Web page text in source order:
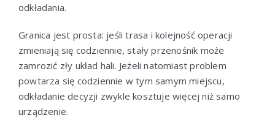
odkładania.
Granica jest prosta: jeśli trasa i kolejność operacji
zmieniają się codziennie, stały przenośnik może
zamrozić zły układ hali. Jeżeli natomiast problem
powtarza się codziennie w tym samym miejscu,
odkładanie decyzji zwykle kosztuje więcej niż samo
urządzenie.